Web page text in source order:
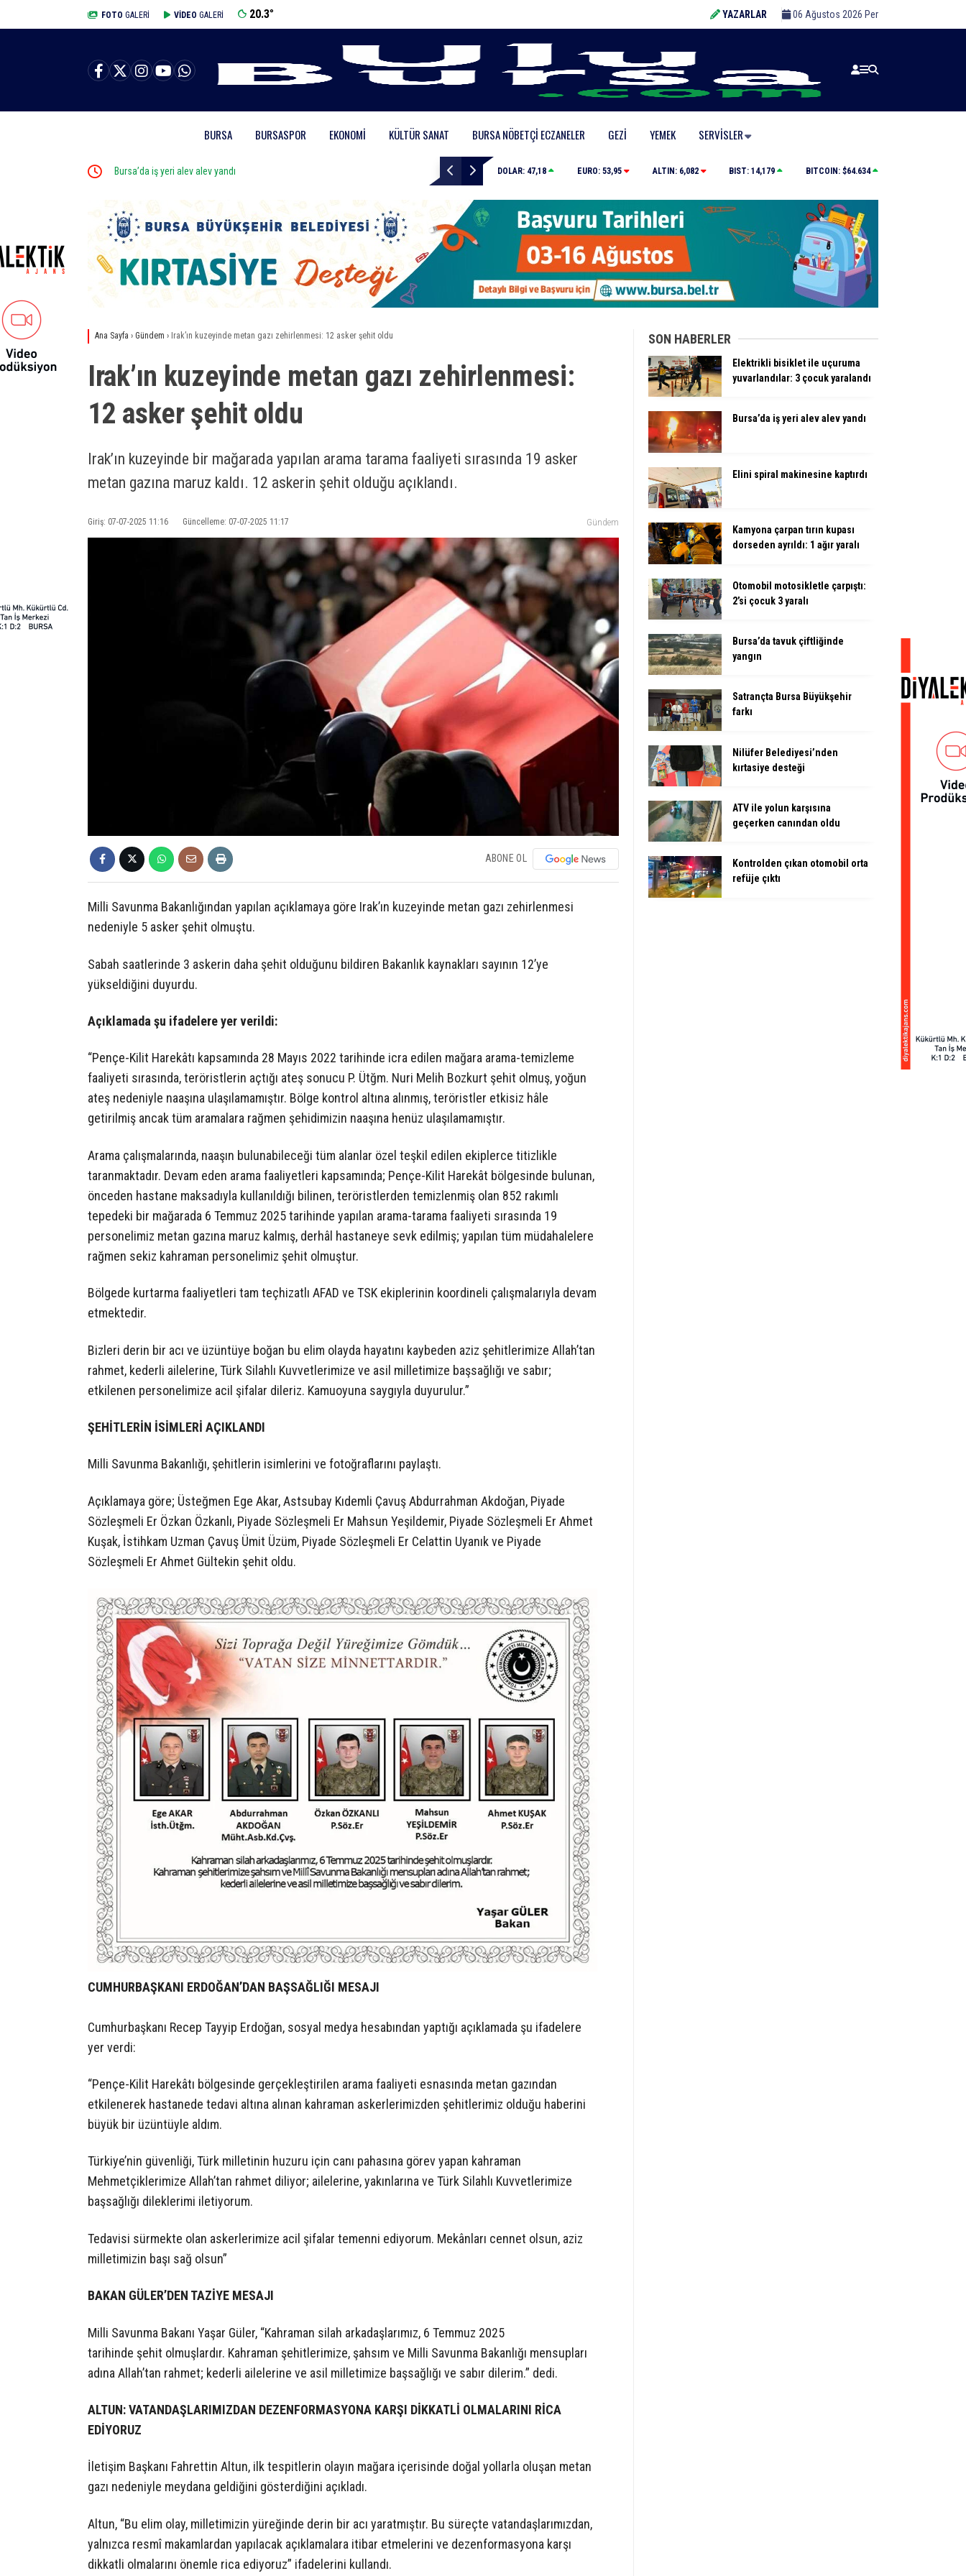
FOTO GALERİ VİDEO GALERİ 20.3° YAZARLAR 06 Ağustos 2026 Per
BURSA BURSASPOR EKONOMI KÜLTÜR SANAT BURSA NÖBETÇI ECZANELER GEZI YEMEK SERVISLER
Bursa’da iş yeri alev alev yandı Elini spiral makinesine kaptırdı Kamyona çarpan tırın kupası dorseden ayrıldı: 1 ağır
DOLAR: 47,18 EURO: 53,95 ALTIN: 6,082 BIST: 14,179 BITCOIN: $64.634
Ana Sayfa › Gündem › Irak’ın kuzeyinde metan gazı zehirlenmesi: 12 asker şehit oldu
Irak’ın kuzeyinde metan gazı zehirlenmesi:
12 asker şehit oldu
Irak’ın kuzeyinde bir mağarada yapılan arama tarama faaliyeti sırasında 19 asker
metan gazına maruz kaldı. 12 askerin şehit olduğu açıklandı.
Giriş: 07-07-2025 11:16 Güncelleme: 07-07-2025 11:17 Gündem
ABONE OL
Milli Savunma Bakanlığından yapılan açıklamaya göre Irak’ın kuzeyinde metan gazı zehirlenmesi
nedeniyle 5 asker şehit olmuştu.
Sabah saatlerinde 3 askerin daha şehit olduğunu bildiren Bakanlık kaynakları sayının 12’ye
yükseldiğini duyurdu.
Açıklamada şu ifadelere yer verildi:
“Pençe-Kilit Harekâtı kapsamında 28 Mayıs 2022 tarihinde icra edilen mağara arama-temizleme
faaliyeti sırasında, teröristlerin açtığı ateş sonucu P. Ütğm. Nuri Melih Bozkurt şehit olmuş, yoğun
ateş nedeniyle naaşına ulaşılamamıştır. Bölge kontrol altına alınmış, teröristler etkisiz hâle
getirilmiş ancak tüm aramalara rağmen şehidimizin naaşına henüz ulaşılamamıştır.
Arama çalışmalarında, naaşın bulunabileceği tüm alanlar özel teşkil edilen ekiplerce titizlikle
taranmaktadır. Devam eden arama faaliyetleri kapsamında; Pençe-Kilit Harekât bölgesinde bulunan,
önceden hastane maksadıyla kullanıldığı bilinen, teröristlerden temizlenmiş olan 852 rakımlı
tepedeki bir mağarada 6 Temmuz 2025 tarihinde yapılan arama-tarama faaliyeti sırasında 19
personelimiz metan gazına maruz kalmış, derhâl hastaneye sevk edilmiş; yapılan tüm müdahalelere
rağmen sekiz kahraman personelimiz şehit olmuştur.
Bölgede kurtarma faaliyetleri tam teçhizatlı AFAD ve TSK ekiplerinin koordineli çalışmalarıyla devam
etmektedir.
Bizleri derin bir acı ve üzüntüye boğan bu elim olayda hayatını kaybeden aziz şehitlerimize Allah’tan
rahmet, kederli ailelerine, Türk Silahlı Kuvvetlerimize ve asil milletimize başsağlığı ve sabır;
etkilenen personelimize acil şifalar dileriz. Kamuoyuna saygıyla duyurulur.”
ŞEHİTLERİN İSİMLERİ AÇIKLANDI
Milli Savunma Bakanlığı, şehitlerin isimlerini ve fotoğraflarını paylaştı.
Açıklamaya göre; Üsteğmen Ege Akar, Astsubay Kıdemli Çavuş Abdurrahman Akdoğan, Piyade
Sözleşmeli Er Özkan Özkanlı, Piyade Sözleşmeli Er Mahsun Yeşildemir, Piyade Sözleşmeli Er Ahmet
Kuşak, İstihkam Uzman Çavuş Ümit Üzüm, Piyade Sözleşmeli Er Celattin Uyanık ve Piyade
Sözleşmeli Er Ahmet Gültekin şehit oldu.
CUMHURBAŞKANI ERDOĞAN’DAN BAŞSAĞLIĞI MESAJI
Cumhurbaşkanı Recep Tayyip Erdoğan, sosyal medya hesabından yaptığı açıklamada şu ifadelere
yer verdi:
“Pençe-Kilit Harekâtı bölgesinde gerçekleştirilen arama faaliyeti esnasında metan gazından
etkilenerek hastanede tedavi altına alınan kahraman askerlerimizden şehitlerimiz olduğu haberini
büyük bir üzüntüyle aldım.
Türkiye’nin güvenliği, Türk milletinin huzuru için canı pahasına görev yapan kahraman
Mehmetçiklerimize Allah’tan rahmet diliyor; ailelerine, yakınlarına ve Türk Silahlı Kuvvetlerimize
başsağlığı dileklerimi iletiyorum.
Tedavisi sürmekte olan askerlerimize acil şifalar temenni ediyorum. Mekânları cennet olsun, aziz
milletimizin başı sağ olsun”
BAKAN GÜLER’DEN TAZİYE MESAJI
Milli Savunma Bakanı Yaşar Güler, “Kahraman silah arkadaşlarımız, 6 Temmuz 2025
tarihinde şehit olmuşlardır. Kahraman şehitlerimize, şahsım ve Milli Savunma Bakanlığı mensupları
adına Allah’tan rahmet; kederli ailelerine ve asil milletimize başsağlığı ve sabır dilerim.” dedi.
ALTUN: VATANDAŞLARIMIZDAN DEZENFORMASYONA KARŞI DİKKATLİ OLMALARINI RİCA
EDİYORUZ
İletişim Başkanı Fahrettin Altun, ilk tespitlerin olayın mağara içerisinde doğal yollarla oluşan metan
gazı nedeniyle meydana geldiğini gösterdiğini açıkladı.
Altun, “Bu elim olay, milletimizin yüreğinde derin bir acı yaratmıştır. Bu süreçte vatandaşlarımızdan,
yalnızca resmî makamlardan yapılacak açıklamalara itibar etmelerini ve dezenformasyona karşı
dikkatli olmalarını önemle rica ediyoruz” ifadelerini kullandı.
SON HABERLER
Elektrikli bisiklet ile uçuruma
yuvarlandılar: 3 çocuk yaralandı
Bursa’da iş yeri alev alev yandı
Elini spiral makinesine kaptırdı
Kamyona çarpan tırın kupası
dorseden ayrıldı: 1 ağır yaralı
Otomobil motosikletle çarpıştı:
2’si çocuk 3 yaralı
Bursa’da tavuk çiftliğinde
yangın
Satrançta Bursa Büyükşehir
farkı
Nilüfer Belediyesi’nden
kırtasiye desteği
ATV ile yolun karşısına
geçerken canından oldu
Kontrolden çıkan otomobil orta
refüje çıktı